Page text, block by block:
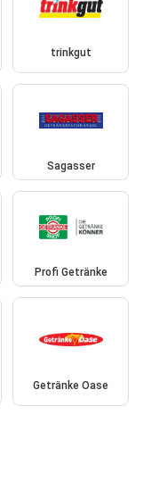
trinkgut
Sagasser
Profi Getränke
Getränke Oase